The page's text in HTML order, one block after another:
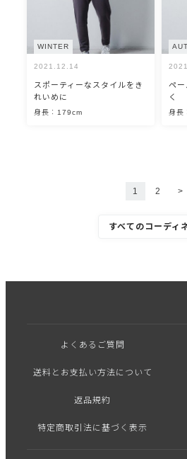
WINTER
2021.12.14
スポーティーなスタイルをき
れいめに
身長：179cm
ペー
く
身長
1 2 >
すべてのコーディ
よくあるご質問
送料とお支払い方法について
返品規約
特定商取引法に基づく表示